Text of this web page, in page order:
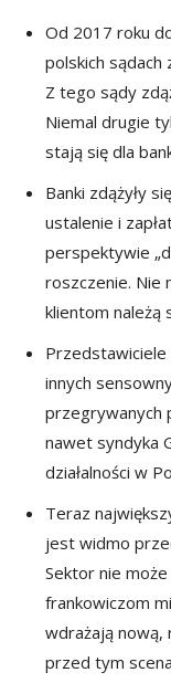
Od 2017 roku
polskich sądach
Z tego sądy
Niemal drugie
stają się dla
Banki zdążyły
ustalenie i
perspektywie
roszczenie. Nie
klientom należą
innych
przegrywanych
nawet syndyka
działalności w
Teraz
jest widmo
Sektor nie
frankowiczom
wdrażają nową,
przed tym